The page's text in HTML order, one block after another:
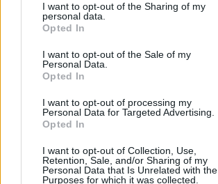
I want to opt-out of the Sharing of my
personal data.
Opted In
I want to opt-out of the Sale of my
Personal Data.
Opted In
I want to opt-out of processing my
Personal Data for Targeted Advertising.
Opted In
I want to opt-out of Collection, Use,
Retention, Sale, and/or Sharing of my
Personal Data that Is Unrelated with the
Purposes for which it was collected.
25/07/2026 09:07